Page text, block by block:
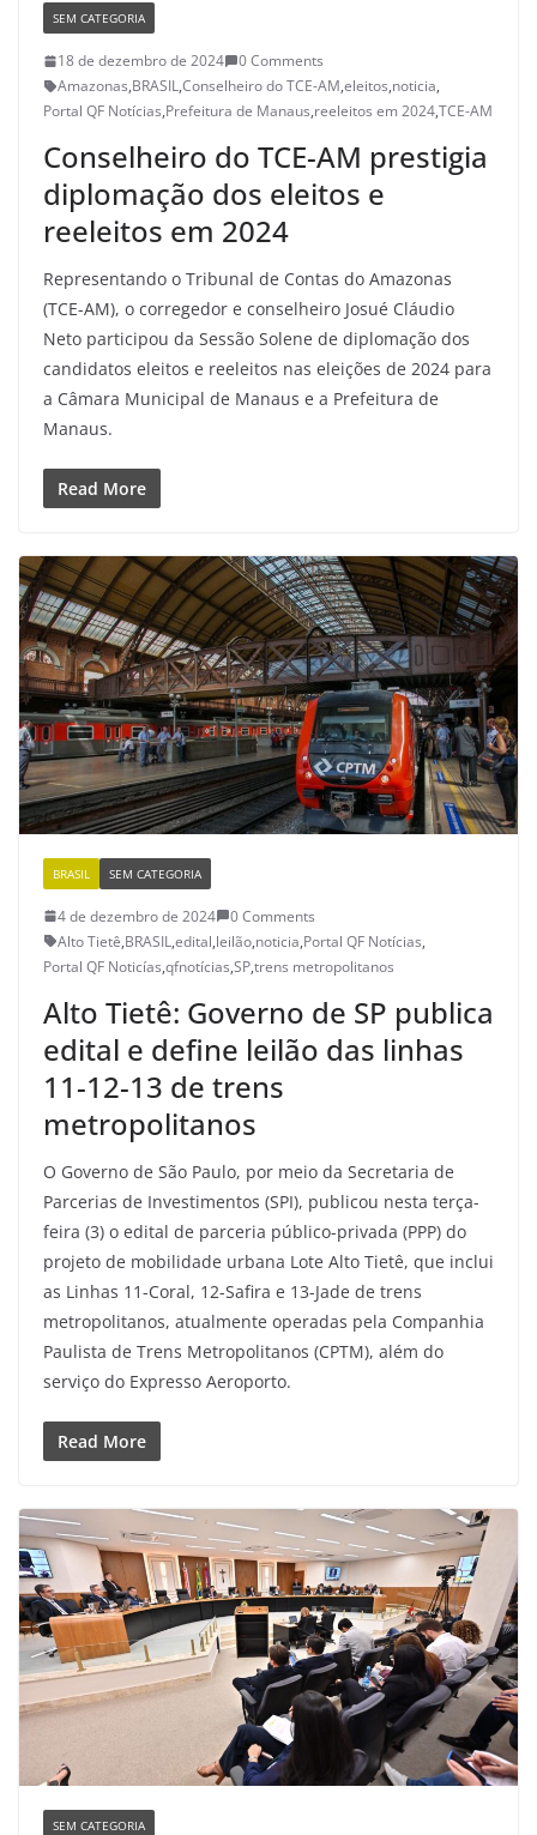
SEM CATEGORIA
18 de dezembro de 2024
0 Comments
Amazonas,BRASIL,Conselheiro do TCE-AM,eleitos,noticia,
Portal QF Notícias,Prefeitura de Manaus,reeleitos em 2024,TCE-AM
Conselheiro do TCE-AM prestigia
diplomação dos eleitos e
reeleitos em 2024
Representando o Tribunal de Contas do Amazonas
(TCE-AM), o corregedor e conselheiro Josué Cláudio
Neto participou da Sessão Solene de diplomação dos
candidatos eleitos e reeleitos nas eleições de 2024 para
a Câmara Municipal de Manaus e a Prefeitura de
Manaus.
Read More
BRASIL SEM CATEGORIA
4 de dezembro de 2024
0 Comments
Alto Tietê,BRASIL,edital,leilão,noticia,Portal QF Notícias,
Portal QF Noticías,qfnotícias,SP,trens metropolitanos
Alto Tietê: Governo de SP publica
edital e define leilão das linhas
11-12-13 de trens
metropolitanos
O Governo de São Paulo, por meio da Secretaria de
Parcerias de Investimentos (SPI), publicou nesta terça-
feira (3) o edital de parceria público-privada (PPP) do
projeto de mobilidade urbana Lote Alto Tietê, que inclui
as Linhas 11-Coral, 12-Safira e 13-Jade de trens
metropolitanos, atualmente operadas pela Companhia
Paulista de Trens Metropolitanos (CPTM), além do
serviço do Expresso Aeroporto.
Read More
SEM CATEGORIA